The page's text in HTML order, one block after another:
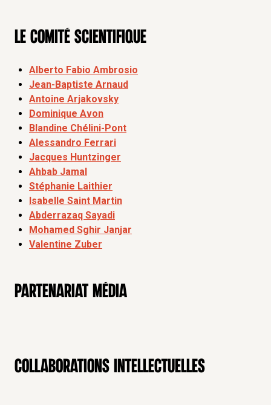
Le comité scientifique
Alberto Fabio Ambrosio
Jean-Baptiste Arnaud
Antoine Arjakovsky
Dominique Avon
Blandine Chélini-Pont
Alessandro Ferrari
Jacques Huntzinger
Ahbab Jamal
Stéphanie Laithier
Isabelle Saint Martin
Abderrazaq Sayadi
Mohamed Sghir Janjar
Valentine Zuber
Partenariat média
Collaborations intellectuelles